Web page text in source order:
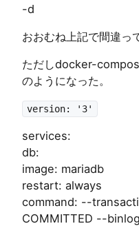
-d
おおむね上記で間違っ
ただしdocker-
のようになった。
version: '3'
services:
db:
image: mariadb
restart: always
command: --
COMMITTED --